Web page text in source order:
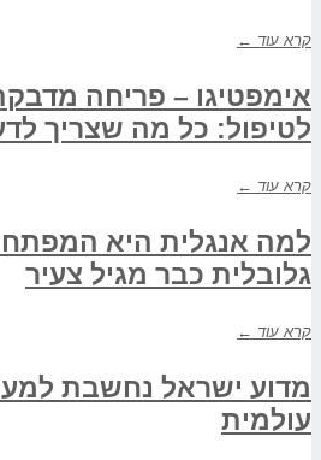
קרא עוד ←
אימפטיגו – פריחה
לטיפול: כל מה שצריך
קרא עוד ←
למה אנגלית היא
גלובלית כבר מגיל צעיר
קרא עוד ←
מדוע ישראל נחשבת
עולמית